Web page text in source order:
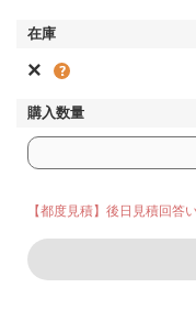
×
【都度見積】後日見積回答